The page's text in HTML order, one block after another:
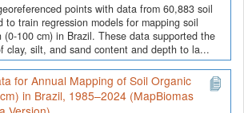
points with data from 60,883 soil
to train regression models for mapping soil
100 cm) in Brazil. These data supported the
clay, silt, and sand content and depth to la...
for Annual Mapping of Soil Organic
in Brazil, 1985–2024 (MapBiomas